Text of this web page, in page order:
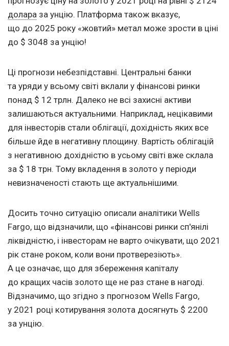
долара за унцію. Платформа також вказує,
що до 2025 року «жовтий» метал може зрости в ціні
до $ 3048 за унцію!
Ці прогнози небезпідставні. Центральні банки
та уряди у всьому світі вклали у фінансові ринки
понад $ 12 трлн. Далеко не всі захисні активи
залишаються актуальними. Наприклад, нецікавими
для інвесторів стали облігації, дохідність яких все
більше йде в негативну площину. Вартість облігацій
з негативною дохідністю в усьому світі вже склала
за $ 18 трн. Тому вкладення в золото у періоди
невизначеності стають ще актуальнішими.
Досить точно ситуацію описали аналітики Wells
Fargo, що відзначили, що «фінансові ринки сп'янілі
ліквідністю, і інвесторам не варто очікувати, що 2021
рік стане роком, коли вони протверезіють».
А це означає, що для збереження капіталу
до кращих часів золото ще не раз стане в нагоді.
Відзначимо, що згідно з прогнозом Wells Fargo,
у 2021 році котирування золота досягнуть $ 2200
за унцію.